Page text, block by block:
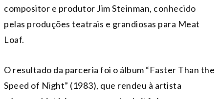
compositor e produtor Jim Steinman, conhecido
pelas produções teatrais e grandiosas para Meat
Loaf.
O resultado da parceria foi o álbum “Faster Than the
Speed of Night” (1983), que rendeu à artista